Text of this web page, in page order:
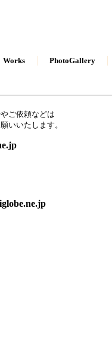
Works PhotoGallery
ご依頼などは
いいたします。